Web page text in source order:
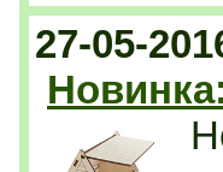
27-05-